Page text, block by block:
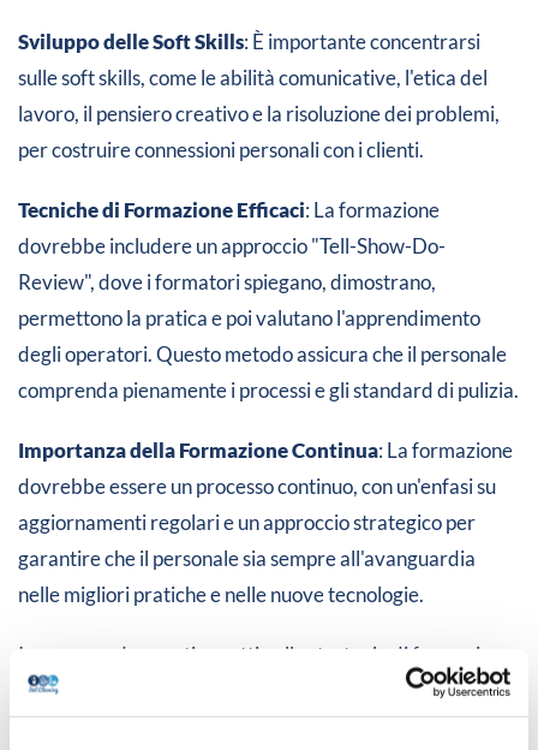
Sviluppo delle Soft Skills: È importante concentrarsi
sulle soft skills, come le abilità comunicative, l'etica del
lavoro, il pensiero creativo e la risoluzione dei problemi,
per costruire connessioni personali con i clienti​​.
Tecniche di Formazione Efficaci: La formazione
dovrebbe includere un approccio "Tell-Show-Do-
Review", dove i formatori spiegano, dimostrano,
permettono la pratica e poi valutano l'apprendimento
degli operatori. Questo metodo assicura che il personale
comprenda pienamente i processi e gli standard di pulizia​​​​​​​​.
Importanza della Formazione Continua: La formazione
dovrebbe essere un processo continuo, con un'enfasi su
aggiornamenti regolari e un approccio strategico per
garantire che il personale sia sempre all'avanguardia
nelle migliori pratiche e nelle nuove tecnologie​​.
Incorporando questi aspetti nella strategia di formazione
e sviluppo, Ital Cleaning può garantire non solo un servizio
di alta qualità, ma anche un ambiente di lavoro sicuro e